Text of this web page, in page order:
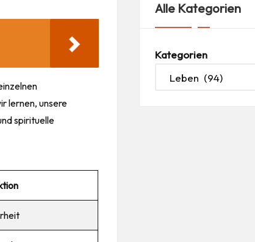
lernen, unsere
spirituelle
Alle Kategorien
Kategorien